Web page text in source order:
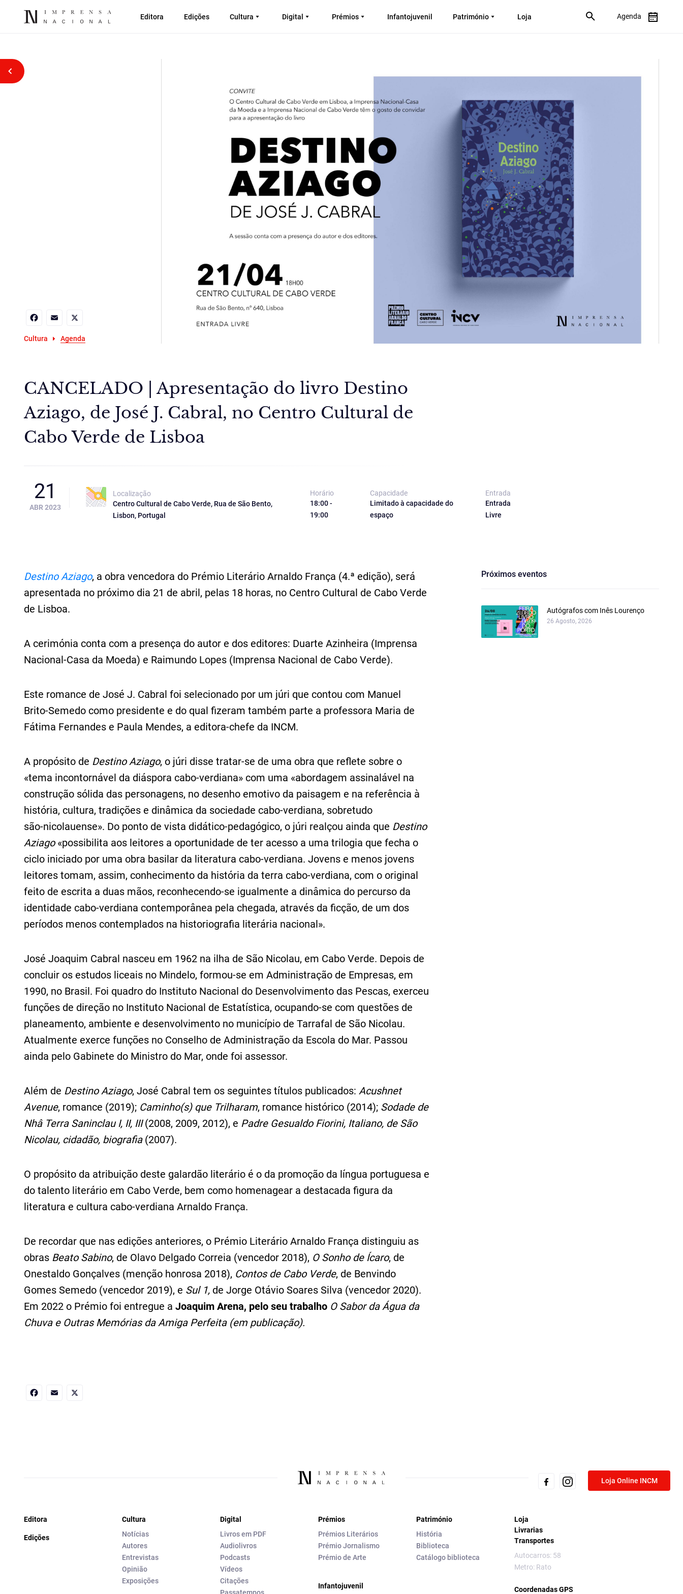
Editora Edições Cultura Digital Prémios Infantojuvenil Património Loja Agenda
Voltar atrás
Facebook
Email
X
Cultura Agenda
CANCELADO | Apresentação do livro Destino
Aziago, de José J. Cabral, no Centro Cultural de
Cabo Verde de Lisboa
21
ABR 2023
Localização
Centro Cultural de Cabo Verde, Rua de São Bento,
Lisbon, Portugal
Horário
18:00 -
19:00
Capacidade
Limitado à capacidade do
espaço
Entrada
Entrada
Livre
Destino Aziago, a obra vencedora do Prémio Literário Arnaldo França (4.ª edição), será
apresentada no próximo dia 21 de abril, pelas 18 horas, no Centro Cultural de Cabo Verde
de Lisboa.
A cerimónia conta com a presença do autor e dos editores: Duarte Azinheira (Imprensa
Nacional-Casa da Moeda) e Raimundo Lopes (Imprensa Nacional de Cabo Verde).
Este romance de José J. Cabral foi selecionado por um júri que contou com Manuel
Brito‑Semedo como presidente e do qual fizeram também parte a professora Maria de
Fátima Fernandes e Paula Mendes, a editora-chefe da INCM.
A propósito de Destino Aziago, o júri disse tratar-se de uma obra que reflete sobre o
«tema incontornável da diáspora cabo-verdiana» com uma «abordagem assinalável na
construção sólida das personagens, no desenho emotivo da paisagem e na referência à
história, cultura, tradições e dinâmica da sociedade cabo-verdiana, sobretudo
são‑nicolauense». Do ponto de vista didático-pedagógico, o júri realçou ainda que Destino
Aziago«possibilita aos leitores a oportunidade de ter acesso a uma trilogia que fecha o
ciclo iniciado por uma obra basilar da literatura cabo-verdiana. Jovens e menos jovens
leitores tomam, assim, conhecimento da história da terra cabo-verdiana, com o original
feito de escrita a duas mãos, reconhecendo-se igualmente a dinâmica do percurso da
identidade cabo-verdiana contemporânea pela chegada, através da ficção, de um dos
períodos menos contemplados na historiografia literária nacional».
José Joaquim Cabral nasceu em 1962 na ilha de São Nicolau, em Cabo Verde. Depois de
concluir os estudos liceais no Mindelo, formou-se em Administração de Empresas, em
1990, no Brasil. Foi quadro do Instituto Nacional do Desenvolvimento das Pescas, exerceu
funções de direção no Instituto Nacional de Estatística, ocupando-se com questões de
planeamento, ambiente e desenvolvimento no município de Tarrafal de São Nicolau.
Atualmente exerce funções no Conselho de Administração da Escola do Mar. Passou
ainda pelo Gabinete do Ministro do Mar, onde foi assessor.
Além de Destino Aziago, José Cabral tem os seguintes títulos publicados: Acushnet
Avenue, romance (2019); Caminho(s) que Trilharam, romance histórico (2014); Sodade de
Nhâ Terra Saninclau I, II, III(2008, 2009, 2012), e Padre Gesualdo Fiorini, Italiano, de São
Nicolau, cidadão, biografia(2007).
O propósito da atribuição deste galardão literário é o da promoção da língua portuguesa e
do talento literário em Cabo Verde, bem como homenagear a destacada figura da
literatura e cultura cabo-verdiana Arnaldo França.
De recordar que nas edições anteriores, o Prémio Literário Arnaldo França distinguiu as
obras Beato Sabino, de Olavo Delgado Correia (vencedor 2018), O Sonho de Ícaro, de
Onestaldo Gonçalves (menção honrosa 2018), Contos de Cabo Verde, de Benvindo
Gomes Semedo (vencedor 2019), e Sul 1, de Jorge Otávio Soares Silva (vencedor 2020).
Em 2022 o Prémio foi entregue a Joaquim Arena, pelo seu trabalho O Sabor da Água da
Chuva e Outras Memórias da Amiga Perfeita (em publicação).
Próximos eventos
Autógrafos com Inês Lourenço
26 Agosto, 2026
Loja Online INCM
Editora
Edições
Cultura
Notícias
Autores
Entrevistas
Opinião
Exposições
Digital
Livros em PDF
Audiolivros
Podcasts
Vídeos
Citações
Prémios
Prémios Literários
Prémio Jornalismo
Prémio de Arte
Infantojuvenil
Património
História
Biblioteca
Catálogo biblioteca
Loja
Livrarias
Transportes
Autocarros: 58
Metro: Rato
Coordenadas GPS